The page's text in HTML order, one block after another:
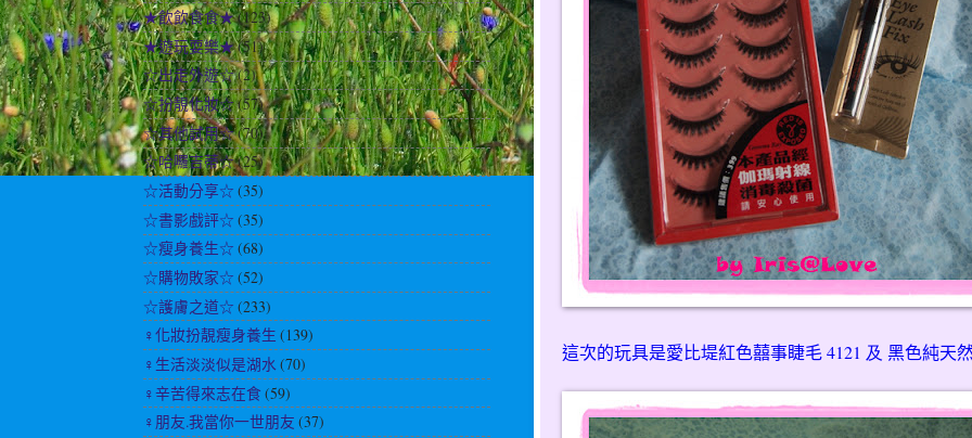
這次的玩具是愛比堤紅色囍事睫毛4121 及 黑色純天
★飲飲食食★(123)
★遊玩耍樂★(51)
☆出走外遊☆(2)
☆扮靚化妝☆(57)
☆其他試用☆(70)
☆哈囉吉蒂☆(25)
☆活動分享☆ (35)
☆書影戲評☆ (35)
☆瘦身養生☆ (68)
☆購物敗家☆ (52)
☆護膚之道☆ (233)
♀化妝扮靚瘦身養生 (139)
♀生活淡淡似是湖水 (70)
♀辛苦得來志在食 (59)
♀朋友.我當你一世朋友 (37)